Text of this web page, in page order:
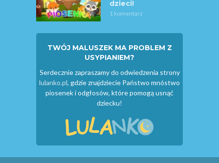
dzieci!
1 komentarz
TWÓJ MALUSZEK MA PROBLEM Z
USYPIANIEM?
Serdecznie zapraszamy do odwiedzenia strony
lulanko.pl, gdzie znajdziecie Państwo mnóstwo
piosenek i odgłosów, które pomogą usnąć
dziecku!